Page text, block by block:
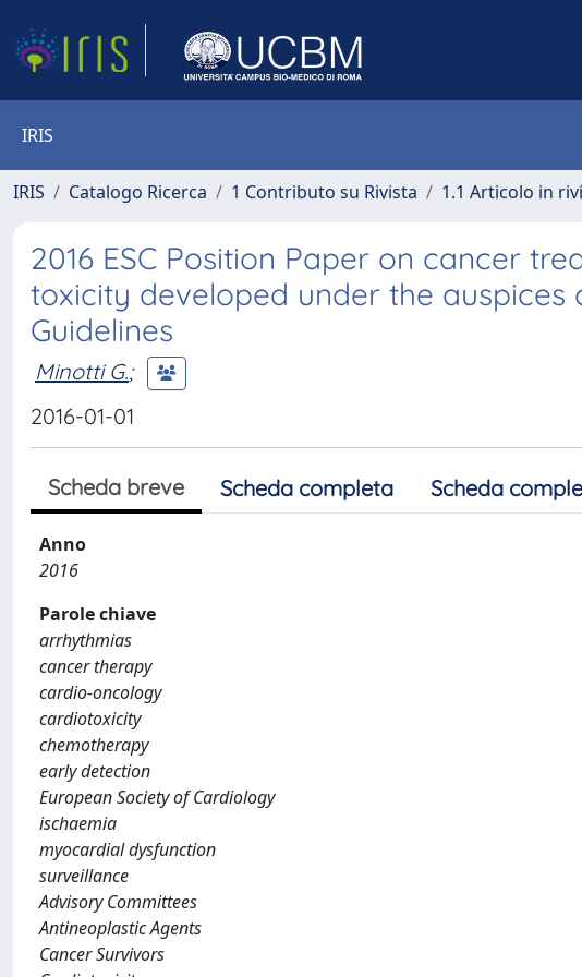
IRIS
IRIS Catalogo Ricerca 1 Contributo su Rivista 1.1 Articolo in
2016 ESC Position Paper on cancer
toxicity developed under the auspices
Guidelines
Minotti G.;
2016-01-01
Scheda breve Scheda completa Scheda
Anno
2016
Parole chiave
arrhythmias
cancer therapy
cardio-oncology
cardiotoxicity
chemotherapy
early detection
European Society of Cardiology
ischaemia
myocardial dysfunction
surveillance
Advisory Committees
Antineoplastic Agents
Cancer Survivors